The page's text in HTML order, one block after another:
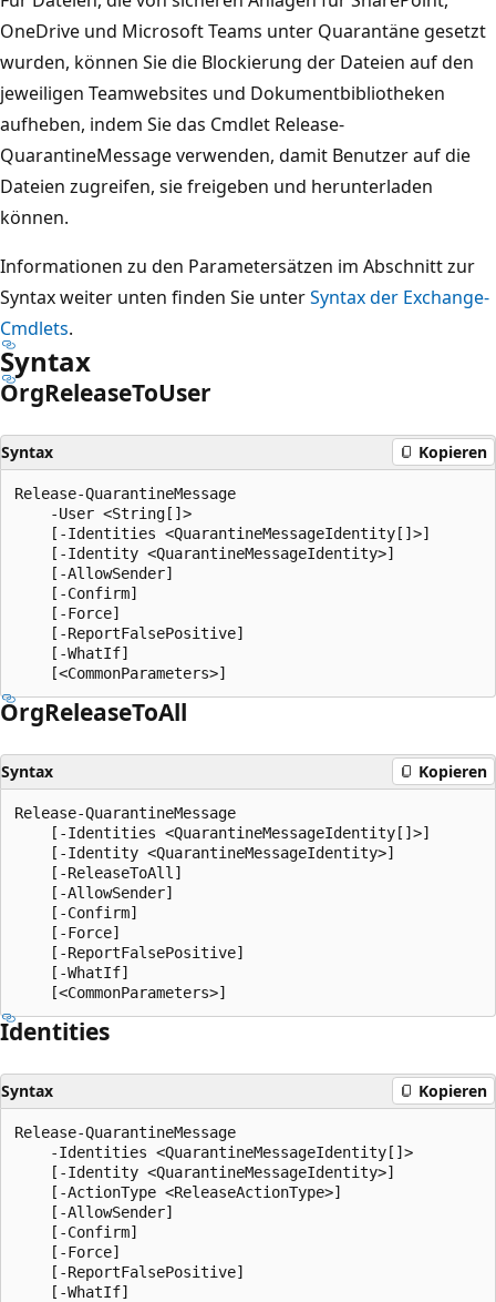
OneDrive und Microsoft Teams unter Quarantäne gesetzt
wurden, können Sie die Blockierung der Dateien auf den
jeweiligen Teamwebsites und Dokumentbibliotheken
aufheben, indem Sie das Cmdlet Release-
QuarantineMessage verwenden, damit Benutzer auf die
Dateien zugreifen, sie freigeben und herunterladen
können.
Informationen zu den Parametersätzen im Abschnitt zur
Syntax weiter unten finden Sie unterSyntax der Exchange-
Cmdlets.
Syntax
OrgReleaseToUser
Syntax Kopieren
Release-QuarantineMessage
    -User <String[]>
    [-Identities <QuarantineMessageIdentity[]>]
    [-Identity <QuarantineMessageIdentity>]
    [-AllowSender]
    [-Confirm]
    [-Force]
    [-ReportFalsePositive]
    [-WhatIf]
OrgReleaseToAll
Syntax Kopieren
Release-QuarantineMessage
    [-Identities <QuarantineMessageIdentity[]>]
    [-Identity <QuarantineMessageIdentity>]
    [-ReleaseToAll]
    [-AllowSender]
    [-Confirm]
    [-Force]
    [-ReportFalsePositive]
    [-WhatIf]
Identities
Syntax Kopieren
Release-QuarantineMessage
    -Identities <QuarantineMessageIdentity[]>
    [-Identity <QuarantineMessageIdentity>]
    [-ActionType <ReleaseActionType>]
    [-AllowSender]
    [-Confirm]
    [-Force]
    [-ReportFalsePositive]
    [-WhatIf]